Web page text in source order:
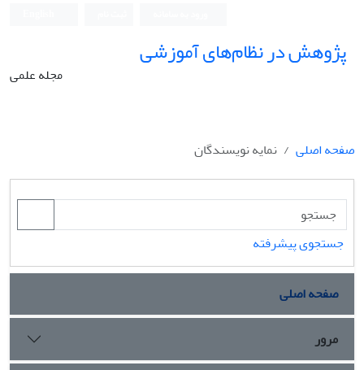
پژوهش در نظام‌های آموزشی
مجله علمی
صفحه اصلی نمایه نویسندگان
جستجوی پیشرفته
صفحه اصلی
مرور